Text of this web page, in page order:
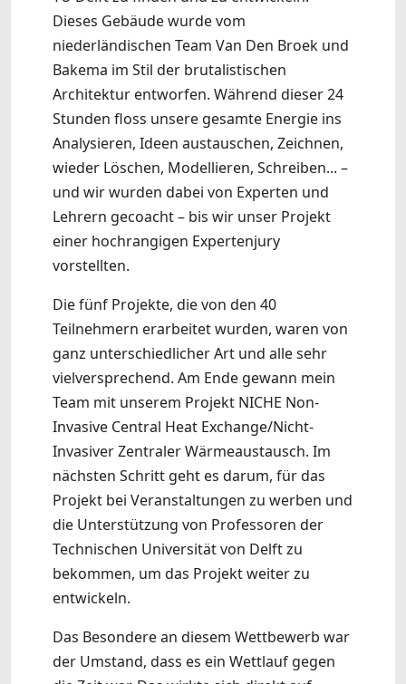
Dieses Gebäude wurde vom
niederländischen Team Van Den Broek und
Bakema im Stil der brutalistischen
Architektur entworfen. Während dieser 24
Stunden floss unsere gesamte Energie ins
Analysieren, Ideen austauschen, Zeichnen,
wieder Löschen, Modellieren, Schreiben... –
und wir wurden dabei von Experten und
Lehrern gecoacht – bis wir unser Projekt
einer hochrangigen Expertenjury
vorstellten.
Die fünf Projekte, die von den 40
Teilnehmern erarbeitet wurden, waren von
ganz unterschiedlicher Art und alle sehr
vielversprechend. Am Ende gewann mein
Team mit unserem Projekt NICHE Non-
Invasive Central Heat Exchange/Nicht-
Invasiver Zentraler Wärmeaustausch. Im
nächsten Schritt geht es darum, für das
Projekt bei Veranstaltungen zu werben und
die Unterstützung von Professoren der
Technischen Universität von Delft zu
bekommen, um das Projekt weiter zu
entwickeln.
Das Besondere an diesem Wettbewerb war
der Umstand, dass es ein Wettlauf gegen